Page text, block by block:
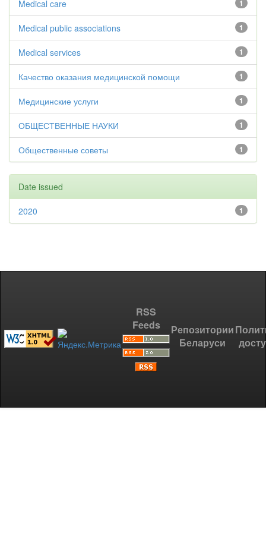
1
Medical care
1
Medical public associations
1
Medical services
1
Качество оказания медицинской помощи
1
Медицинские услуги
1
ОБЩЕСТВЕННЫЕ НАУКИ
1
Общественные советы
Date issued
1
2020
RSS
Feeds
Репозитории
Беларуси